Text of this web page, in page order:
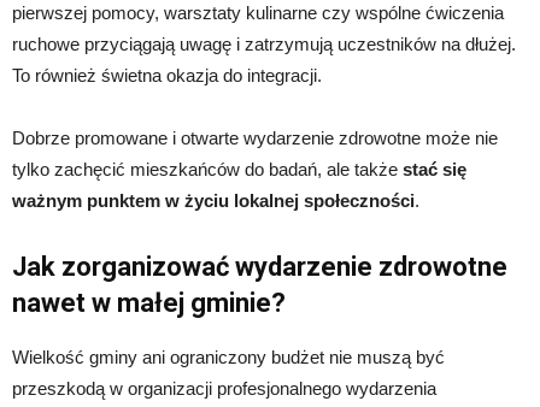
pierwszej pomocy, warsztaty kulinarne czy wspólne ćwiczenia
ruchowe przyciągają uwagę i zatrzymują uczestników na dłużej.
To również świetna okazja do integracji.
Dobrze promowane i otwarte wydarzenie zdrowotne może nie
tylko zachęcić mieszkańców do badań, ale także stać się
ważnym punktem w życiu lokalnej społeczności.
Jak zorganizować wydarzenie zdrowotne
nawet w małej gminie?
Wielkość gminy ani ograniczony budżet nie muszą być
przeszkodą w organizacji profesjonalnego wydarzenia